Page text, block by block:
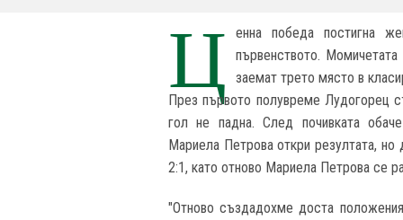
Ц
енна победа постигна
първенството.
заемат трето място в
През първото полувреме Лудогорец
гол не падна. След почивката
Мариела Петрова откри резултата, но
2:1, като отново Мариела Петрова се
"Отново създадохме доста